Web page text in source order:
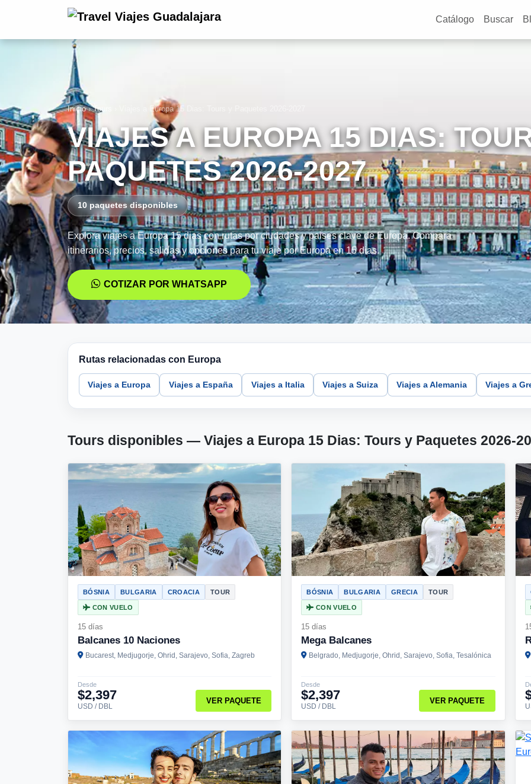
Catálogo Buscar
Inicio ›Tours Viajes a Europa 15 Dias: Tours y Paquetes 2026-2027
VIAJES A EUROPA 15 DIAS:
PAQUETES 2026-2027
10 paquetes disponibles
Explora viajes a Europa 15 dias con rutas por ciudades y paises clave de Europa. Compara
itinerarios, precios, salidas y opciones para tu viaje por Europa en 15 dias.
COTIZAR POR WHATSAPP
Rutas relacionadas con Europa
Viajes a Europa Viajes a España Viajes a Italia Viajes a Suiza Viajes a Alemania Viajes a
Tours disponibles — Viajes a Europa 15 Dias: Tours y Paquetes 2026-
BÓSNIA BULGARIA CROACIA TOUR
CON VUELO
15 días
Balcanes 10 Naciones
Bucarest, Medjugorje, Ohrid, Sarajevo, Sofia, Zagreb
Desde
$2,397
USD / DBL
VER PAQUETE
BÓSNIA BULGARIA GRECIA TOUR
CON VUELO
15 días
Mega Balcanes
Belgrado, Medjugorje, Ohrid, Sarajevo, Sofia, Tesalónica
Desde
$2,397
USD / DBL
VER PAQUETE